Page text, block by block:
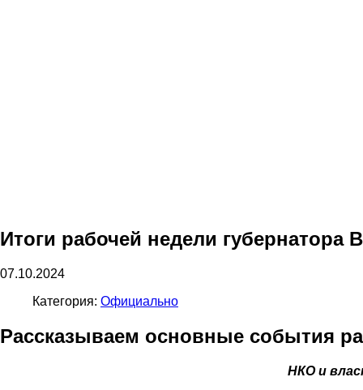
Итоги рабочей недели губернатора
07.10.2024
Категория: Официально
Рассказываем основные события
НКО и